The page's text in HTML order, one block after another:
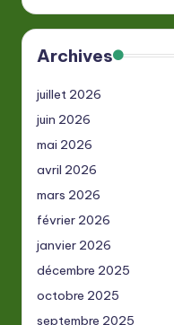
Archives
juillet 2026
juin 2026
mai 2026
avril 2026
mars 2026
février 2026
janvier 2026
décembre 2025
octobre 2025
septembre 2025